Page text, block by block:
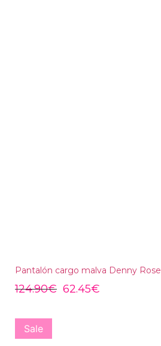
Pantalón cargo malva Denny Rose
124.90€ 62.45€
Sale